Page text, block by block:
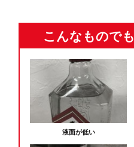
こんなものでも
液面が低い